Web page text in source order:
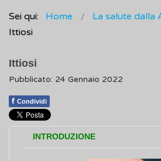
Sei qui: Home La salute dalla
Ittiosi
Ittiosi
Pubblicato: 24 Gennaio 2022
f Condividi
INTRODUZIONE